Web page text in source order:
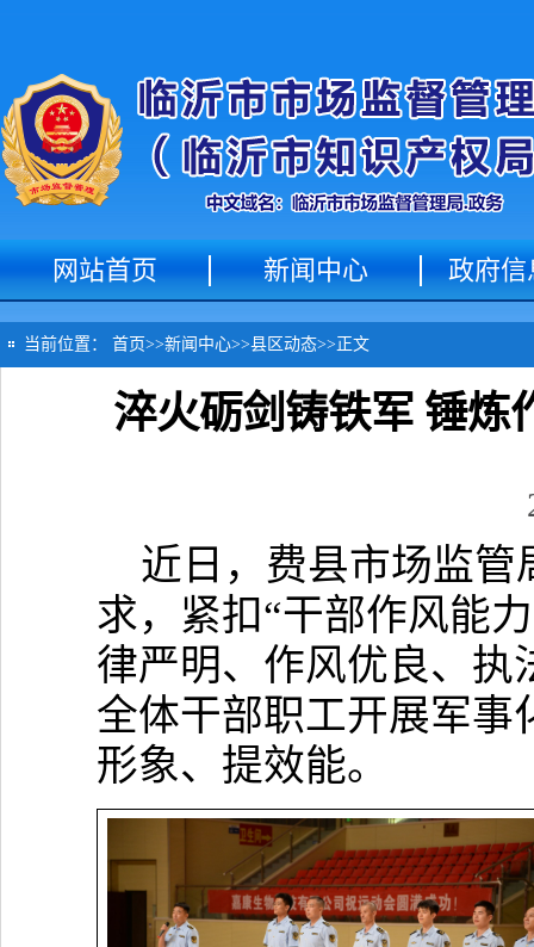
网站首页 新闻中心 政府信
当前位置： 首页>>新闻中心>>县区动态>> 正文
淬火砺剑铸铁军 锤
近日，费县市场监管
求，紧扣“干部作风能
律严明、作风优良、执
全体干部职工开展军事
形象、提效能。